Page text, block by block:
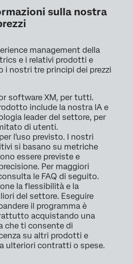
sulla nostra
management della
e i relativi prodotti e
i nostri tre principi dei prezzi
software XM, per tutti.
include la nostra IA e
leader del settore, per
di utenti.
l'uso previsto. I nostri
si basano su metriche
essere previste e
Per maggiori
le FAQ di seguito.
la flessibilità e la
del settore. Eseguire
il programma è
acquistando una
che ti consente di
su altri prodotti e
ulteriori contratti o spese.